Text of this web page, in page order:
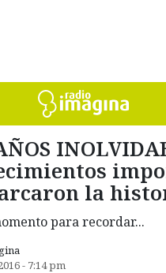
la
para recordar...
- 7:14 pm